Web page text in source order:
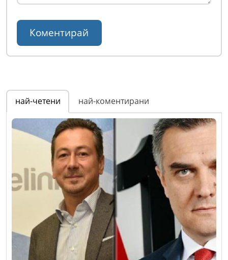
най-четени най-коментирани